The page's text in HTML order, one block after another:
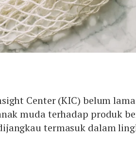
Center (KIC) belum
muda terhadap produk
termasuk dalam